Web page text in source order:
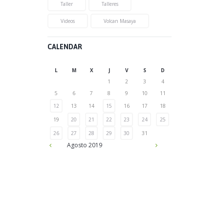
Taller Talleres
Videos Volcan Masaya
CALENDAR
L M X J V S D
Agosto 2019
1 2 3
4
5
6 7 8 9 10
11
12
13 14 15 16 17
18
19
20 21 22 23 24
25
26
27 28 29 30 31